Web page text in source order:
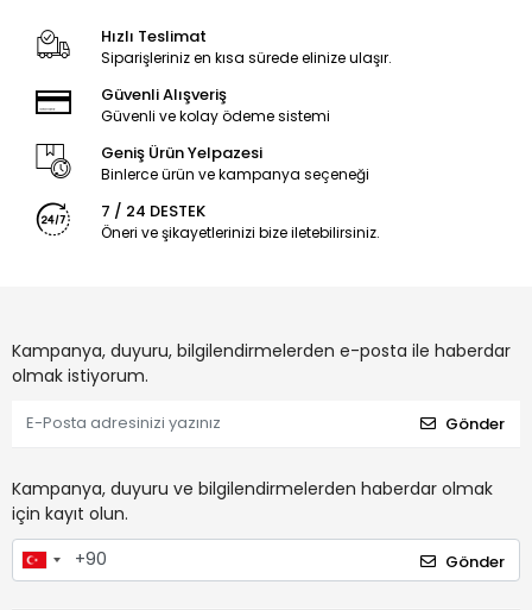
Hızlı Teslimat
Siparişleriniz en kısa sürede elinize ulaşır.
Güvenli Alışveriş
Güvenli ve kolay ödeme sistemi
Geniş Ürün Yelpazesi
Binlerce ürün ve kampanya seçeneği
7 / 24 DESTEK
Öneri ve şikayetlerinizi bize iletebilirsiniz.
Kampanya, duyuru, bilgilendirmelerden e-posta ile haberdar
olmak istiyorum.
Gönder
Kampanya, duyuru ve bilgilendirmelerden haberdar olmak
için kayıt olun.
Gönder